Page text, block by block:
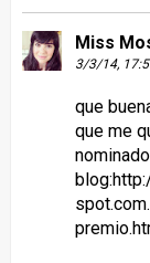
Miss
3/3/14,
que
que me